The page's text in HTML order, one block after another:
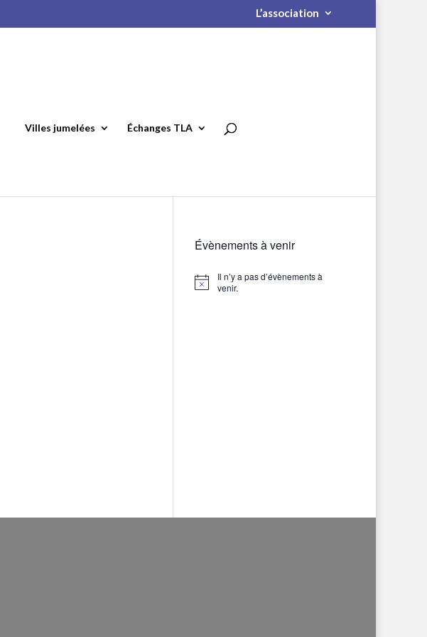
L’association
Villes jumelées Échanges TLA
Évènements à venir
Notice
Il n’y a pas d’évènements à
venir.